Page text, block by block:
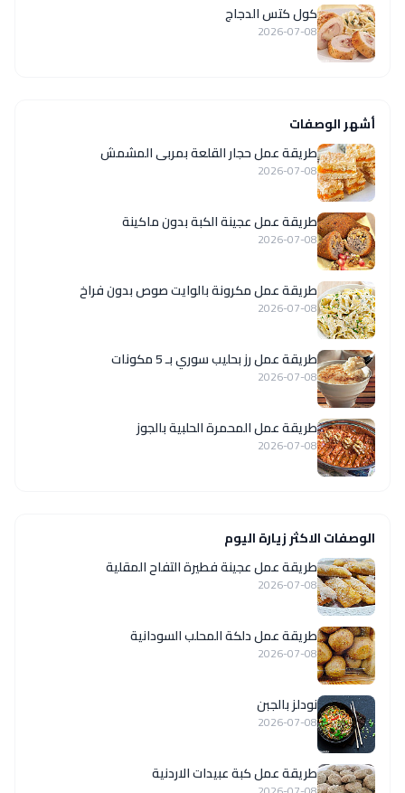
كول كتس الدجاج
2026-07-08
أشهر الوصفات
طريقة عمل حجار القلعة بمربى المشمش
2026-07-08
طريقة عمل عجينة الكبة بدون ماكينة
2026-07-08
طريقة عمل مكرونة بالوايت صوص بدون فراخ
2026-07-08
طريقة عمل رز بحليب سوري بـ 5 مكونات
2026-07-08
طريقة عمل المحمرة الحلبية بالجوز
2026-07-08
الوصفات الاكثر زيارة اليوم
طريقة عمل عجينة فطيرة التفاح المقلية
2026-07-08
طريقة عمل دلكة المحلب السودانية
2026-07-08
نودلز بالجبن
2026-07-08
طريقة عمل كبة عبيدات الاردنية